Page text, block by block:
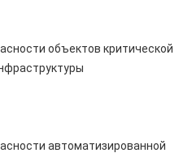
объектов критической
автоматизированной